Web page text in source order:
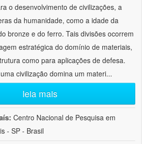
o desenvolvimento de civilizações, a
da humanidade, como a idade da
bronze e do ferro. Tais divisões ocorrem
estratégica do domínio de materiais,
como para aplicações de defesa.
civilização domina um materi...
leia mais
Centro Nacional de Pesquisa em
- SP - Brasil